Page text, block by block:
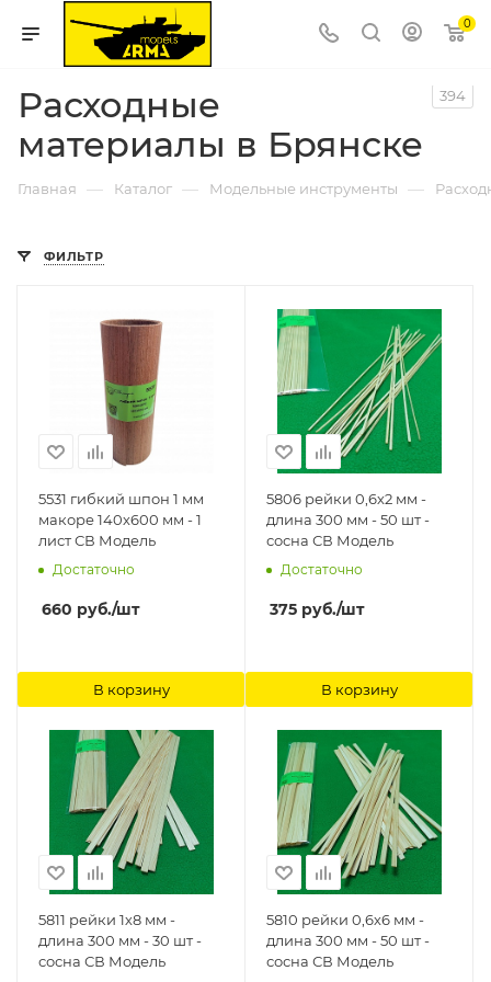
0
Расходные
материалы в Брянске
394
Главная — Каталог — Модельные инструменты —
ФИЛЬТР
5531 гибкий шпон 1 мм
макоре 140х600 мм - 1
лист СВ Модель
Достаточно
660 руб./шт
В корзину
5806 рейки 0,6х2 мм -
длина 300 мм - 50 шт -
сосна СВ Модель
Достаточно
375 руб./шт
В корзину
5811 рейки 1х8 мм -
длина 300 мм - 30 шт -
сосна СВ Модель
5810 рейки 0,6х6 мм -
длина 300 мм - 50 шт -
сосна СВ Модель